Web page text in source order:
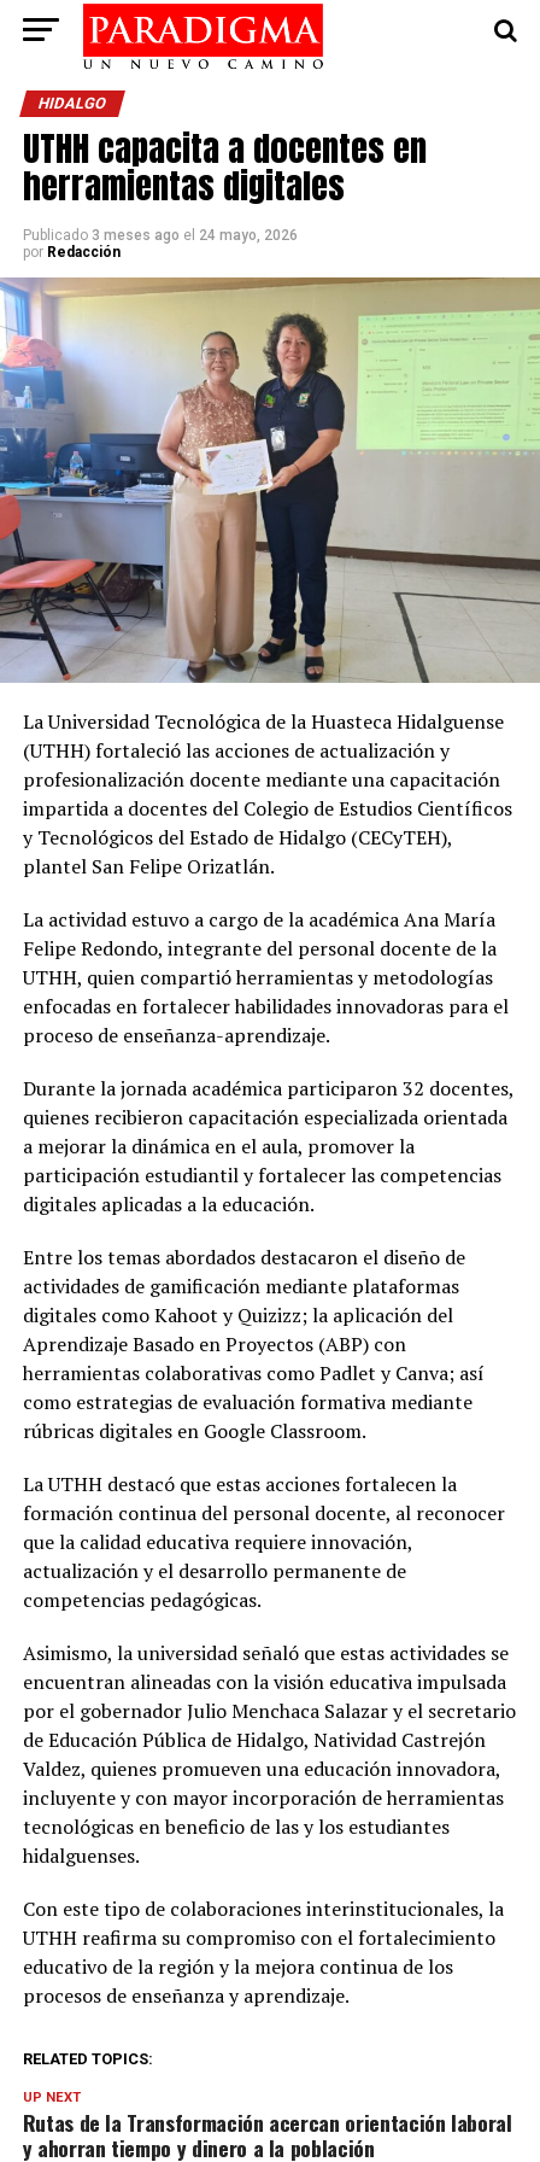
HIDALGO
UTHH capacita a docentes en
herramientas digitales
Publicado 3 meses ago el 24 mayo, 2026
por Redacción
La Universidad Tecnológica de la Huasteca Hidalguense
(UTHH) fortaleció las acciones de actualización y
profesionalización docente mediante una capacitación
impartida a docentes del Colegio de Estudios Científicos
y Tecnológicos del Estado de Hidalgo (CECyTEH),
plantel San Felipe Orizatlán.
La actividad estuvo a cargo de la académica Ana María
Felipe Redondo, integrante del personal docente de la
UTHH, quien compartió herramientas y metodologías
enfocadas en fortalecer habilidades innovadoras para el
proceso de enseñanza-aprendizaje.
Durante la jornada académica participaron 32 docentes,
quienes recibieron capacitación especializada orientada
a mejorar la dinámica en el aula, promover la
participación estudiantil y fortalecer las competencias
digitales aplicadas a la educación.
Entre los temas abordados destacaron el diseño de
actividades de gamificación mediante plataformas
digitales como Kahoot y Quizizz; la aplicación del
Aprendizaje Basado en Proyectos (ABP) con
herramientas colaborativas como Padlet y Canva; así
como estrategias de evaluación formativa mediante
rúbricas digitales en Google Classroom.
La UTHH destacó que estas acciones fortalecen la
formación continua del personal docente, al reconocer
que la calidad educativa requiere innovación,
actualización y el desarrollo permanente de
competencias pedagógicas.
Asimismo, la universidad señaló que estas actividades se
encuentran alineadas con la visión educativa impulsada
por el gobernador Julio Menchaca Salazar y el secretario
de Educación Pública de Hidalgo, Natividad Castrejón
Valdez, quienes promueven una educación innovadora,
incluyente y con mayor incorporación de herramientas
tecnológicas en beneficio de las y los estudiantes
hidalguenses.
Con este tipo de colaboraciones interinstitucionales, la
UTHH reafirma su compromiso con el fortalecimiento
educativo de la región y la mejora continua de los
procesos de enseñanza y aprendizaje.
RELATED TOPICS:
UP NEXT
Rutas de la Transformación acercan orientación laboral
y ahorran tiempo y dinero a la población